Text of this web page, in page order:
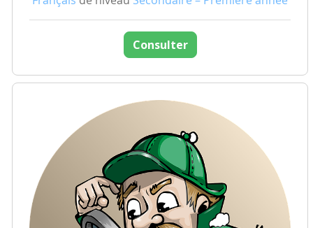
Consulter